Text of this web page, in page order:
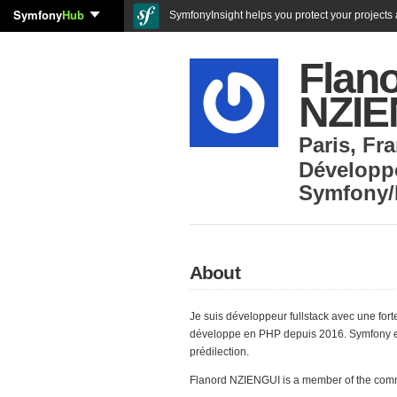
SymfonyHub SymfonyInsight helps you protect your
Paris,
About
Je suis développeur fullstack avec une
développe en PHP depuis 2016. Symfony
prédilection.
Flanord NZIENGUI is a member of the